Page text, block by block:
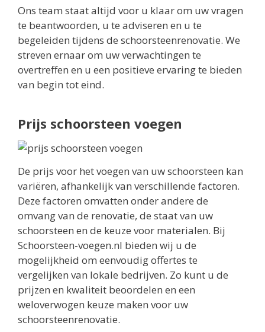
Ons team staat altijd voor u klaar om uw vragen
te beantwoorden, u te adviseren en u te
begeleiden tijdens de schoorsteenrenovatie. We
streven ernaar om uw verwachtingen te
overtreffen en u een positieve ervaring te bieden
van begin tot eind.
Prijs schoorsteen voegen
De prijs voor het voegen van uw schoorsteen kan
variëren, afhankelijk van verschillende factoren.
Deze factoren omvatten onder andere de
omvang van de renovatie, de staat van uw
schoorsteen en de keuze voor materialen. Bij
Schoorsteen-voegen.nl bieden wij u de
mogelijkheid om eenvoudig offertes te
vergelijken van lokale bedrijven. Zo kunt u de
prijzen en kwaliteit beoordelen en een
weloverwogen keuze maken voor uw
schoorsteenrenovatie.